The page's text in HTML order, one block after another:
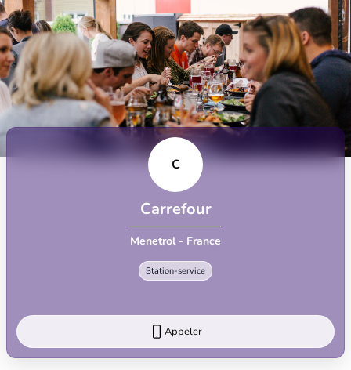
C
Carrefour
Menetrol - France
Station-service
Appeler